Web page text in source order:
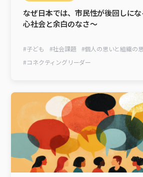
なぜ日本では、市民性が後回しに
心社会と余白のなさ～
#子ども #社会課題 #個人の思いと組織の
#コネクティングリーダー